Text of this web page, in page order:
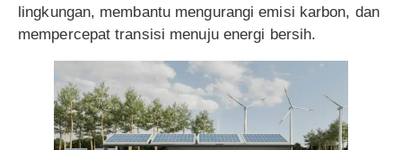
lingkungan, membantu mengurangi emisi karbon, dan
mempercepat transisi menuju energi bersih.